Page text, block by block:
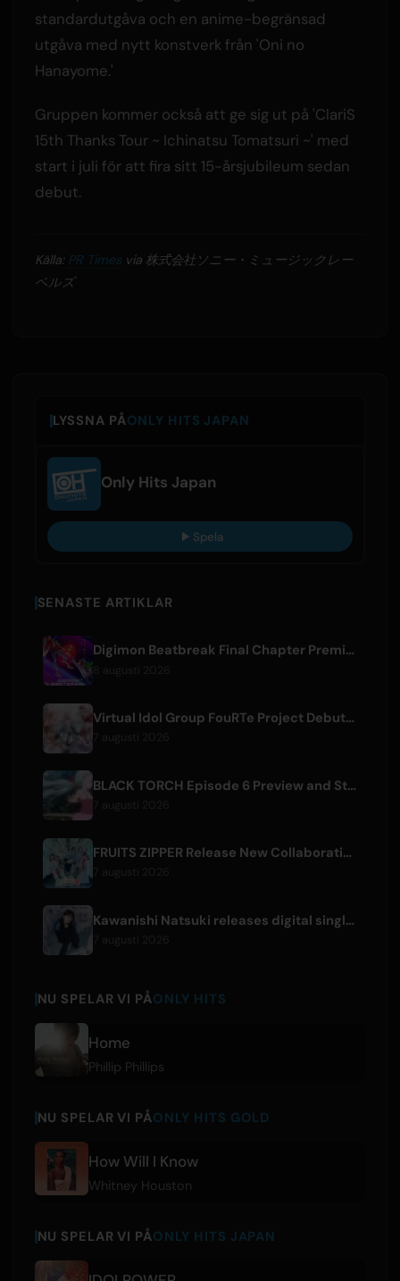
standardutgåva och en anime-begränsad
utgåva med nytt konstverk från 'Oni no
Hanayome.'
Gruppen kommer också att ge sig ut på 'ClariS
15th Thanks Tour ~ Ichinatsu Tomatsuri ~' med
start i juli för att fira sitt 15-årsjubileum sedan
debut.
Källa: PR Timesvia 株式会社ソニー・ミュージックレー
ベルズ
LYSSNA PÅONLY HITS JAPAN
Only Hits Japan
Spela
SENASTE ARTIKLAR
Digimon Beatbreak Final Chapter Premieres August 9, Free Episode Batch on YouTube
Virtual Idol Group FouRTe Project Debuts with 'ALL IN' Album Produced by m-flo's ☆Taku Takahashi
BLACK TORCH Episode 6 Preview and Streaming Details
FRUITS ZIPPER Release New Collaboration Song '1,2,3,FOOOOUR'
Kawanishi Natsuki releases digital single 'Sayonara wa Ichiban Kirei na Atashi de'
NU SPELAR VI PÅONLY HITS
Home
Phillip Phillips
NU SPELAR VI PÅONLY HITS GOLD
How Will I Know
Whitney Houston
NU SPELAR VI PÅONLY HITS JAPAN